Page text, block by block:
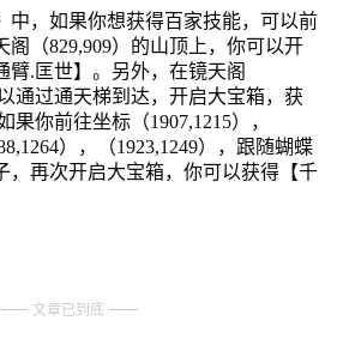
中，如果你想获得百家技能，可以前
阁（829,909）的山顶上，你可以开
臂.匡世】。另外，在镜天阁
以通过通天梯到达，开启大宝箱，获
果你前往坐标（1907,1215），
），（1923,1249），跟随蝴蝶
，再次开启大宝箱，你可以获得【千
文章已到底